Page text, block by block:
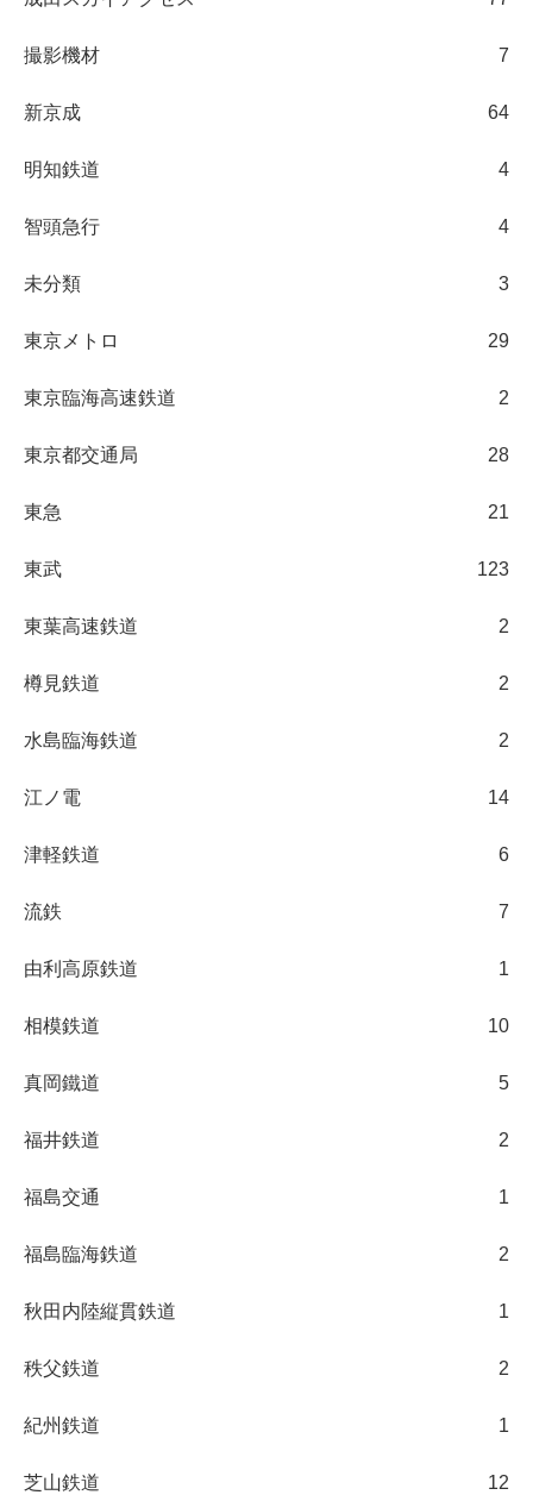
撮影機材 7
新京成 64
明知鉄道 4
智頭急行 4
未分類 3
東京メトロ 29
東京臨海高速鉄道 2
東京都交通局 28
東急 21
東武 123
東葉高速鉄道 2
樽見鉄道 2
水島臨海鉄道 2
江ノ電 14
津軽鉄道 6
流鉄 7
由利高原鉄道 1
相模鉄道 10
真岡鐵道 5
福井鉄道 2
福島交通 1
福島臨海鉄道 2
秋田内陸縦貫鉄道 1
秩父鉄道 2
紀州鉄道 1
芝山鉄道 12